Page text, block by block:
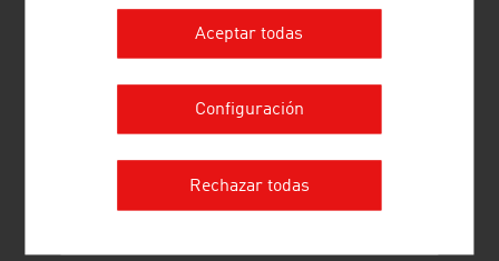
ENLACES
Statistik Austria. Turismo
Aceptar todas
Configuración
Rechazar todas